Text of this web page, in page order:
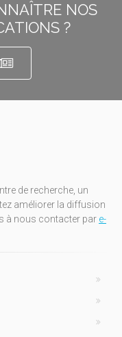
NOS
?
de recherche, un
améliorer la diffusion
à nous contacter par e-